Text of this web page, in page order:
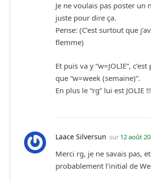
Je ne voulais pas poster un
juste pour dire ça.
Pense: (C’est surtout que
flemme)
Et puis va y “w=JOLIE”,
que “w=week (semaine)”.
En plus le “rg” lui est JOLIE
Laace Silversun sur 12 août
Merci rg, je ne savais pas, et
probablement l’initial de